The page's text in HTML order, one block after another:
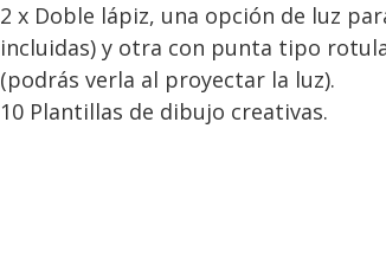
2 x Doble lápiz, una opción de luz
incluidas) y otra con punta tipo
(podrás verla al proyectar la luz).
10 Plantillas de dibujo creativas.